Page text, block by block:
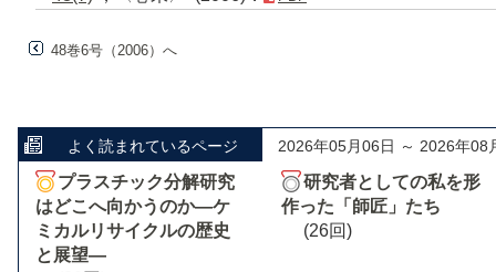
48巻6号（2006）へ
よく読まれているページ 2026年05月06日 ～ 2026年08
プラスチック分解研究
はどこへ向かうのか―ケ
ミカルリサイクルの歴史
と展望―
研究者としての私を形
作った「師匠」たち
(26回)